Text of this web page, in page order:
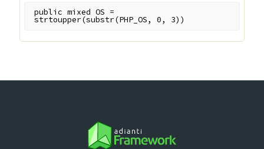
registry
service
util
public mixed OS =
strtoupper(substr(PHP_OS, 0, 3))